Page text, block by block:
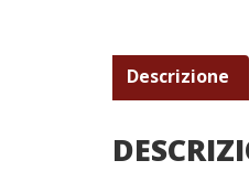
Descrizione